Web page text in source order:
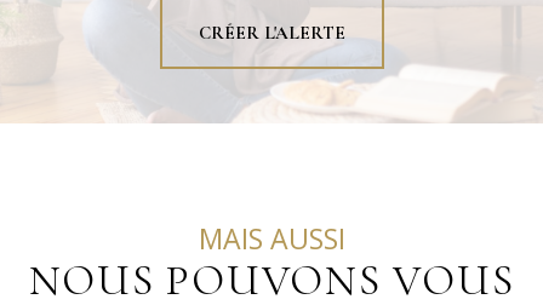
CRÉER L'ALERTE
MAIS AUSSI
NOUS POUVONS VOUS